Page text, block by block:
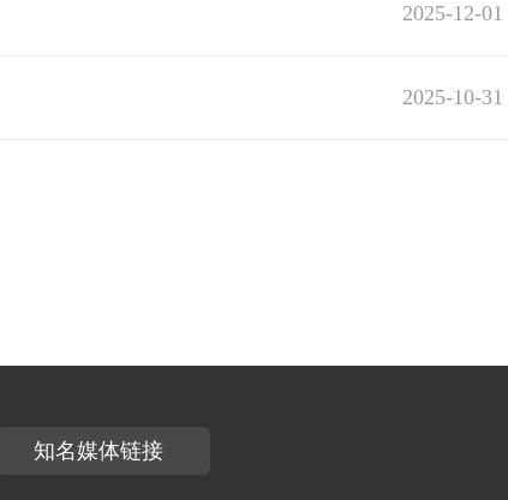
2025-12-01
2025-10-31